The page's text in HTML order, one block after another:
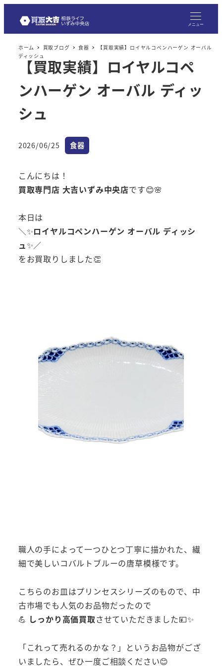
メニュー
ホーム 買取ブログ 食器
【買取実績】ロイヤルコペンハーゲン オーバル
ディッシュ
【買取実績】ロイヤルコペ
ンハーゲン オーバル ディッ
シュ
投稿日
2026/06/25 カテゴリー
食器
こんにちは！
買取専門店 大吉いずみ中央店です😊🌸
本日は
＼✨ロイヤルコペンハーゲン オーバル ディッシ
ュ✨／
をお買取りしました👏
職人の手によって一つひとつ丁寧に描かれた、繊
細で美しいコバルトブルーの唐草模様です。
こちらのお皿はプリンセスシリーズのもので、中
古市場でも人気のお品物だったので
💪 しっかり高価買取させていただきました💴✨
「これって売れるのかな？」というお品物がござ
いましたら、ぜひ一度ご相談ください😊